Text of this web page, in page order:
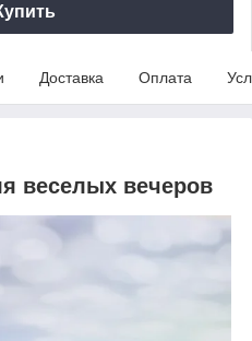
Доставка Оплата
веселых вечеров